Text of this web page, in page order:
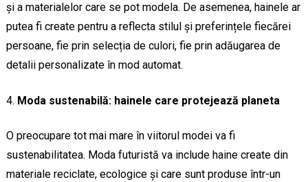
și a materialelor care se pot modela. De asemenea, hainele ar
putea fi create pentru a reflecta stilul și preferințele fiecărei
persoane, fie prin selecția de culori, fie prin adăugarea de
detalii personalizate în mod automat.
Moda sustenabilă: hainele care protejează planeta
O preocupare tot mai mare în viitorul modei va fi
sustenabilitatea. Moda futuristă va include haine create din
materiale reciclate, ecologice și care sunt produse într-un